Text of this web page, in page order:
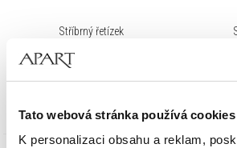
Tato webová stránka používá cookies
K personalizaci obsahu a reklam,
Stříbrný řetízek
690 Kč